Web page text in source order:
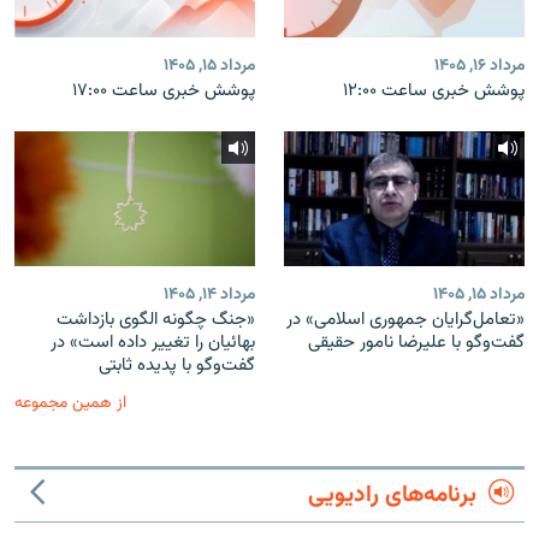
مرداد ۱۶, ۱۴۰۵
پوشش خبری ساعت ۱۲:۰۰
مرداد ۱۵, ۱۴۰۵
پوشش خبری ساعت ۱۷:۰۰
مرداد ۱۵, ۱۴۰۵
«تعامل‌گرایان جمهوری اسلامی» در
گفت‌وگو با علیرضا نامور حقیقی
مرداد ۱۴, ۱۴۰۵
«جنگ چگونه الگوی بازداشت
بهائیان را تغییر داده است» در
گفت‌وگو با پدیده ثابتی
از همین مجموعه
برنامه‌های رادیویی